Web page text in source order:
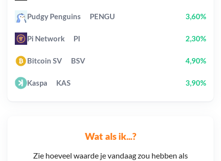
Wat als ik...?
Zie hoeveel waarde je vandaag zou hebben als
Pudgy Penguins PENGU 3,60%
Pi Network PI 2,30%
Bitcoin SV BSV 4,90%
Kaspa KAS 3,90%